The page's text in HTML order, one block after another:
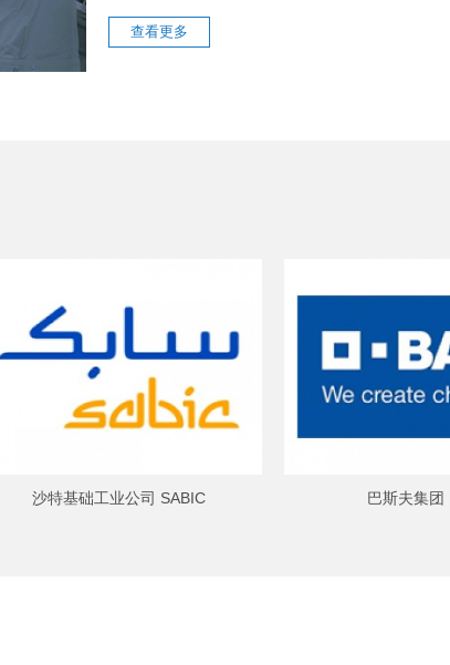
查看更多
沙特基础工业公司 SABIC 巴斯夫集团